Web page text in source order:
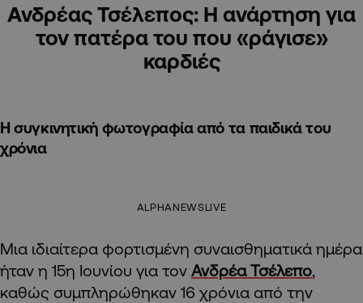
Ανδρέας Τσέλεπος: Η ανάρτηση για
τον πατέρα του που «ράγισε»
καρδιές
Η συγκινητική φωτογραφία από τα παιδικά του
χρόνια
ALPHANEWSLIVE
Μια ιδιαίτερα φορτισμένη συναισθηματικά ημέρα
ήταν η 15η Ιουνίου για τον Ανδρέα Τσέλεπο,
καθώς συμπληρώθηκαν 16 χρόνια από την